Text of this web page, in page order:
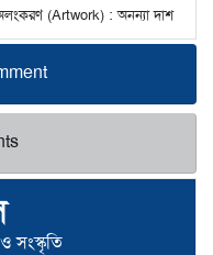
সংস্কৃতি
(Artwork) : অনন্যা দাশ